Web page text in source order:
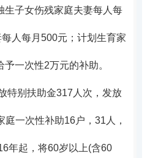
生子女伤残家庭夫妻每人每
人每月500元；计划生育家
一次性2万元的补助。
特别扶助金317人次，发放
一次性补助16户，31人，
年起，将60岁以上(含60